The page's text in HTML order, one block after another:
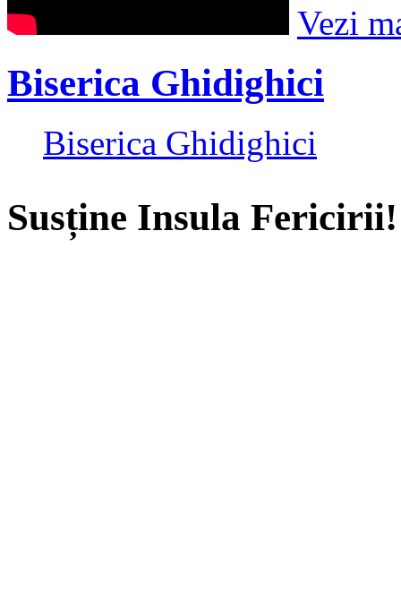
Vezi
Biserica Ghidighici
Biserica Ghidighici
Susține Insula Fericirii!